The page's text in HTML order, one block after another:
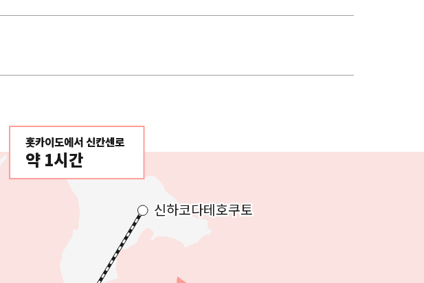
신하코다테호쿠토
신하코다테호쿠토
홋카이도에서 신칸센로
약 1시간